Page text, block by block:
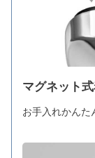
マグネット
お手入れかんた